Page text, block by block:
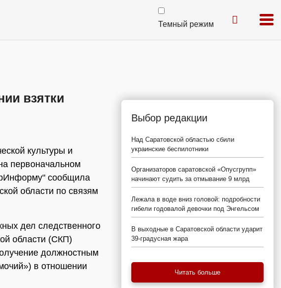
Темный режим
взятки
культуры и
первоначальном
сообщила
области по связям
дел следственного
области (СКП)
должностным
в отношении
Выбор редакции
Над Саратовской областью сбили
украинские беспилотники
Организаторов саратовской «Опусгрупп»
начинают судить за отмывание 9 млрд
Лежала в воде вниз головой: подробности
гибели годовалой девочки под Энгельсом
В выходные в Саратовской области ударит
39-градусная жара
Читать больше